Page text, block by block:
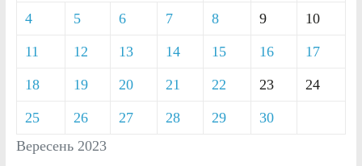
Вересень 2023
4 5 6 7 8 9 10
11 12 13 14 15 16 17
18 19 20 21 22 23 24
25 26 27 28 29 30